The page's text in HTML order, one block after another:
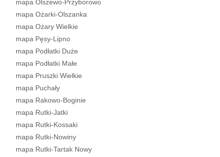
mapa Olszewo-Przyborowo
mapa Ożarki-Olszanka
mapa Ożary Wielkie
mapa Pęsy-Lipno
mapa Podłatki Duże
mapa Podłatki Małe
mapa Pruszki Wielkie
mapa Puchały
mapa Rakowo-Boginie
mapa Rutki-Jatki
mapa Rutki-Kossaki
mapa Rutki-Nowiny
mapa Rutki-Tartak Nowy